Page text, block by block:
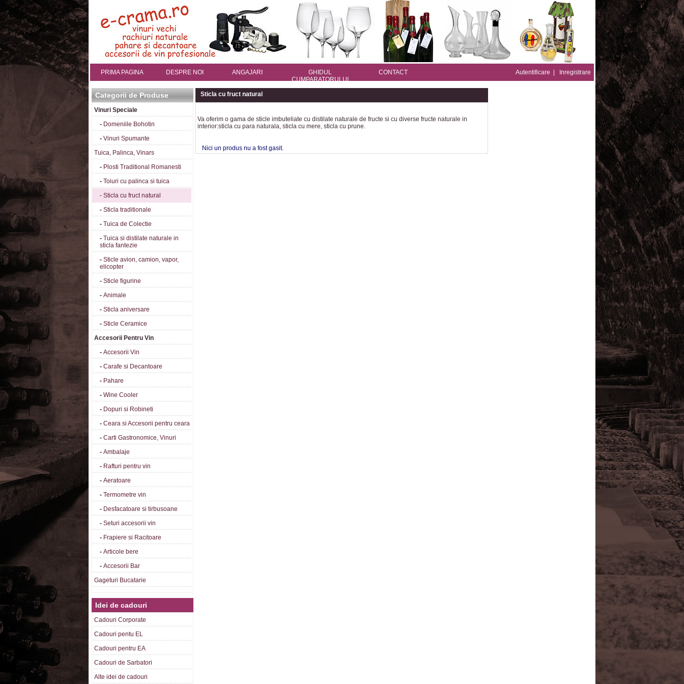
PRIMA PAGINA DESPRE NOI ANGAJARI
GHIDUL
CUMPARATORULUI
CONTACT Autentificare Inregistrare
Categorii de Produse
Vinuri Speciale
- Domeniile Bohotin
- Vinuri Spumante
Tuica, Palinca, Vinars
- Plosti Traditional Romanesti
- Toiuri cu palinca si tuica
- Sticla cu fruct natural
- Sticla traditionale
- Tuica de Colectie
- Tuica si distilate naturale in
sticla fantezie
- Sticle avion, camion, vapor,
elicopter
- Sticle figurine
- Animale
- Sticla aniversare
- Sticle Ceramice
Accesorii Pentru Vin
- Accesorii Vin
- Carafe si Decantoare
- Pahare
- Wine Cooler
- Dopuri si Robineti
- Ceara si Accesorii pentru ceara
- Carti Gastronomice, Vinuri
- Ambalaje
- Rafturi pentru vin
- Aeratoare
- Termometre vin
- Desfacatoare si tirbusoane
- Seturi accesorii vin
- Frapiere si Racitoare
- Articole bere
- Accesorii Bar
Gageturi Bucatarie
Idei de cadouri
Cadouri Corporate
Cadouri pentu EL
Cadouri pentru EA
Cadouri de Sarbatori
Alte idei de cadouri
Sticla cu fruct natural
Va oferim o gama de sticle imbuteliate cu distilate naturale de fructe si cu diverse fructe naturale in
interior:sticla cu para naturala, sticla cu mere, sticla cu prune.
Nici un produs nu a fost gasit.